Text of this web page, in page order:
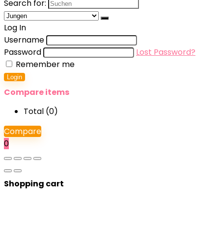
Search for:
Log In
Username
Password
Lost Password?
Remember me
Login
Compare items
Total (0)
Compare
0
Shopping cart